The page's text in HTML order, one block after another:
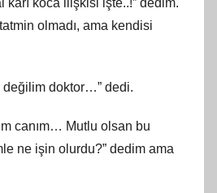
olmadı, ama kendisi
değilim doktor…” dedi.
canım… Mutlu olsan bu
ne işin olurdu?” dedim ama